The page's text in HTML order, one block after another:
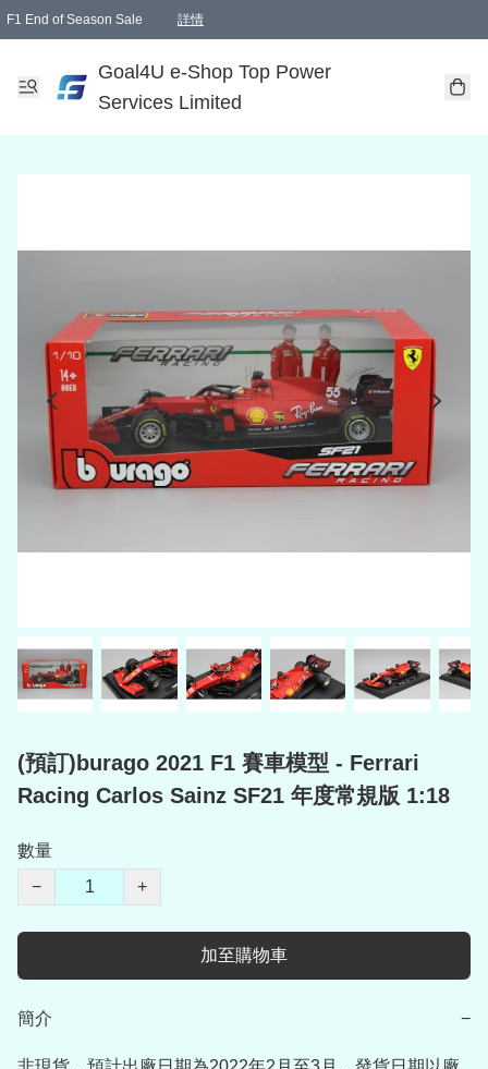
F1 End of Season Sale 詳情
Goal4U e-Shop Top Power
Services Limited
(預訂)burago 2021 F1 賽車模型 - Ferrari
Racing Carlos Sainz SF21 年度常規版 1:18
數量
−
+
加至購物車
簡介 −